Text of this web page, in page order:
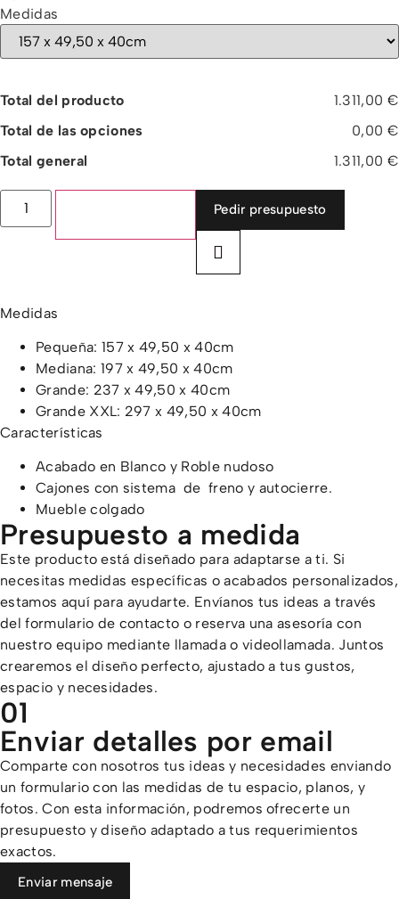
Medidas
Total del producto
1.311,00 €
Total de las opciones
0,00 €
Total general
1.311,00 €
Pedir presupuesto
Medidas
Pequeña: 157 x 49,50 x 40cm
Mediana: 197 x 49,50 x 40cm
Grande: 237 x 49,50 x 40cm
Grande XXL: 297 x 49,50 x 40cm
Características
Acabado en Blanco y Roble nudoso
Cajones con sistema de freno y autocierre.
Mueble colgado
Presupuesto a medida
Este producto está diseñado para adaptarse a ti. Si
necesitas medidas específicas o acabados personalizados,
estamos aquí para ayudarte. Envíanos tus ideas a través
del formulario de contacto o reserva una asesoría con
nuestro equipo mediante llamada o videollamada. Juntos
crearemos el diseño perfecto, ajustado a tus gustos,
espacio y necesidades.
01
Enviar detalles por email
Comparte con nosotros tus ideas y necesidades enviando
un formulario con las medidas de tu espacio, planos, y
fotos. Con esta información, podremos ofrecerte un
presupuesto y diseño adaptado a tus requerimientos
exactos.
Enviar mensaje